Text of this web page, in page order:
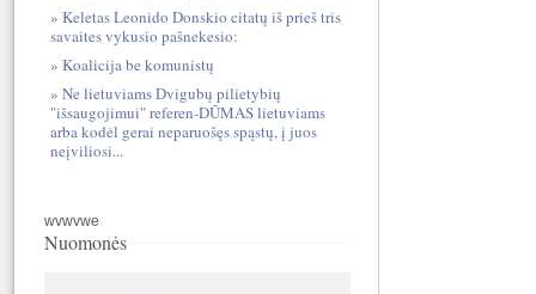
Keletas Leonido Donskio citatų iš prieš tris
savaites vykusio pašnekesio:
Koalicija be komunistų
Ne lietuviams Dvigubų pilietybių
"išsaugojimui" referen-DŪMAS lietuviams
arba kodėl gerai neparuošęs spąstų, į juos
neįviliosi...
wvwvwe
Nuomonės